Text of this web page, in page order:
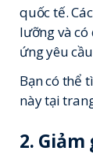
quốc tế.
lưỡng và
ứng yêu
Bạn có thể
này tại
2.